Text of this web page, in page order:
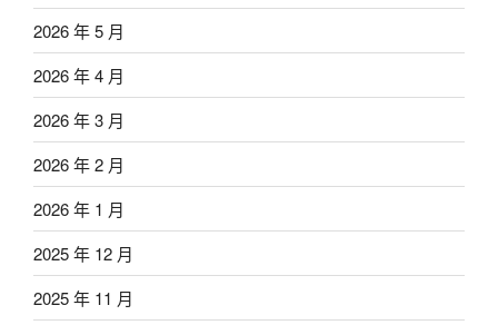
2026 年 5 月
2026 年 4 月
2026 年 3 月
2026 年 2 月
2026 年 1 月
2025 年 12 月
2025 年 11 月